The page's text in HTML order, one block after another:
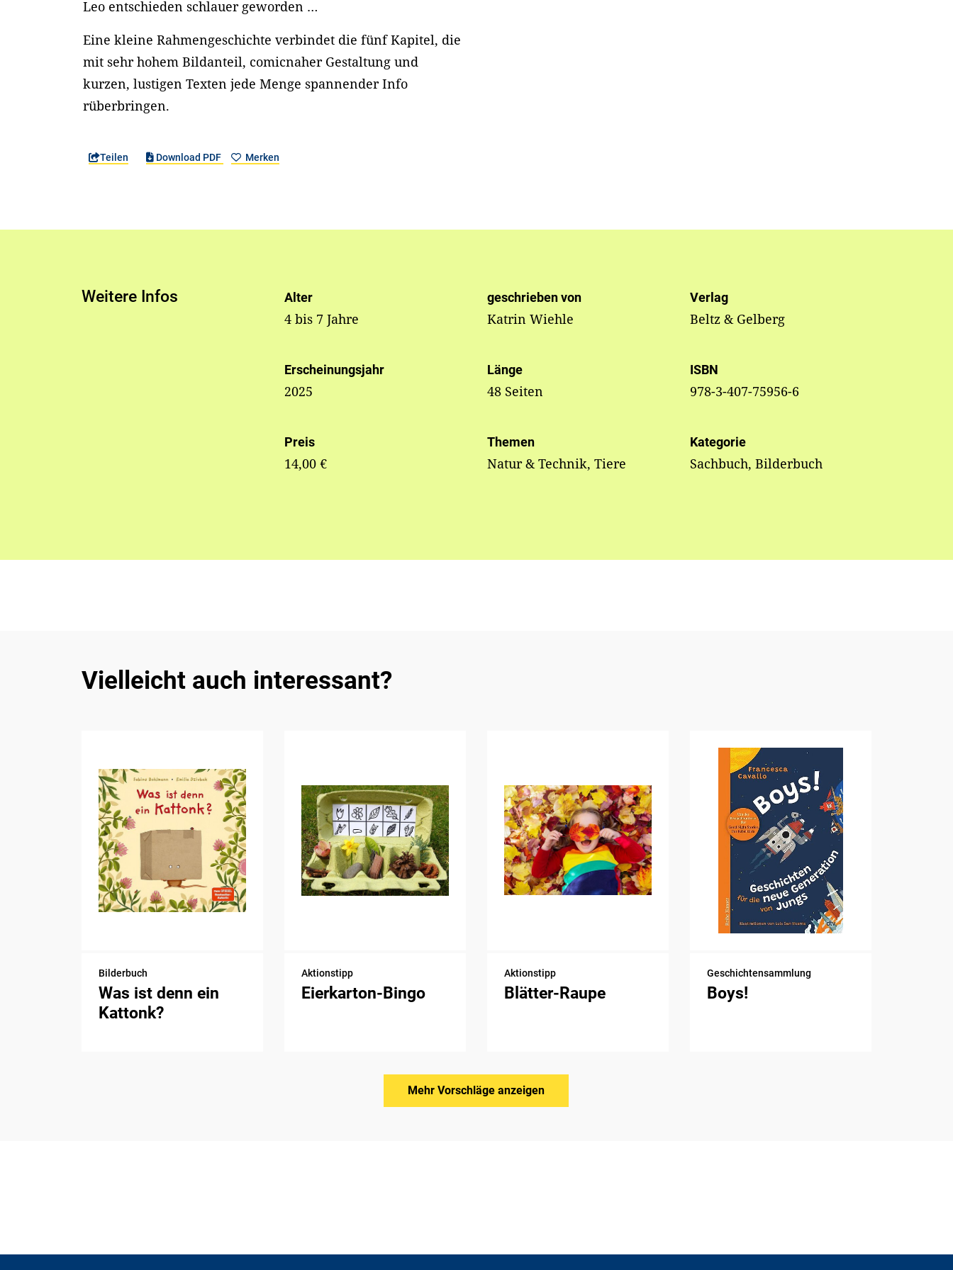
Leo entschieden schlauer geworden …
Eine kleine Rahmengeschichte verbindet die fünf Kapitel, die
mit sehr hohem Bildanteil, comicnaher Gestaltung und
kurzen, lustigen Texten jede Menge spannender Info
rüberbringen.
Teilen Download PDF Merken
Weitere Infos Alter
4 bis 7 Jahre
geschrieben von
Katrin Wiehle
Verlag
Beltz & Gelberg
Erscheinungsjahr
2025
Länge
48 Seiten
ISBN
978-3-407-75956-6
Preis
14,00 €
Themen
Natur & Technik, Tiere
Kategorie
Sachbuch, Bilderbuch
Vielleicht auch interessant?
Bilderbuch
Was ist denn ein
Kattonk?
Aktionstipp
Eierkarton-Bingo
Aktionstipp
Blätter-Raupe
Geschichtensammlung
Boys!
Mehr Vorschläge anzeigen